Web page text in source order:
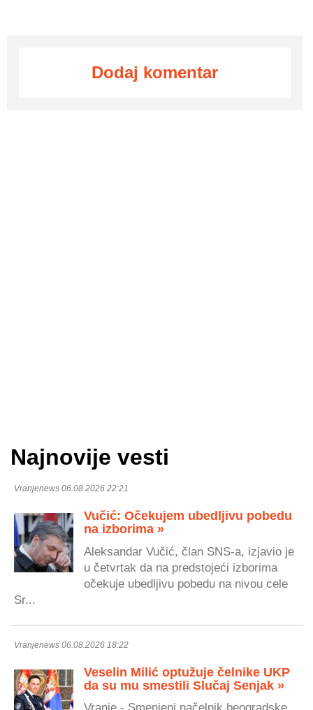
Dodaj komentar
Najnovije vesti
Vranjenews 06.08.2026 22:21
Vučić: Očekujem ubedljivu pobedu
na izborima »
Aleksandar Vučić, član SNS-a, izjavio je
u četvrtak da na predstojeći izborima
očekuje ubedljivu pobedu na nivou cele
Sr...
Vranjenews 06.08.2026 18:22
Veselin Milić optužuje čelnike UKP
da su mu smestili Slučaj Senjak »
Vranje - Smenjeni načelnik beogradske